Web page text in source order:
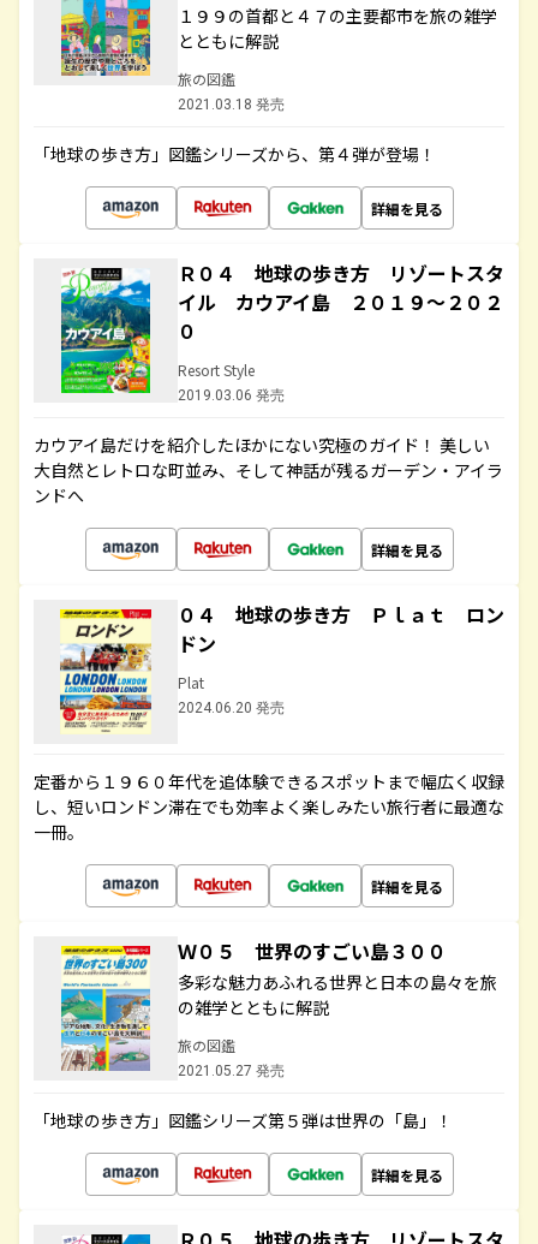
１９９の首都と４７の主要都市を旅の雑学
とともに解説
旅の図鑑
2021.03.18 発売
「地球の歩き方」図鑑シリーズから、第４弾が登場！
詳細を見る
Ｒ０４ 地球の歩き方 リゾートスタ
イル カウアイ島 ２０１９～２０２
０
Resort Style
2019.03.06 発売
カウアイ島だけを紹介したほかにない究極のガイド！ 美しい
大自然とレトロな町並み、そして神話が残るガーデン・アイラ
ンドへ
詳細を見る
０４ 地球の歩き方 Ｐｌａｔ ロン
ドン
Plat
2024.06.20 発売
定番から１９６０年代を追体験できるスポットまで幅広く収録
し、短いロンドン滞在でも効率よく楽しみたい旅行者に最適な
一冊。
詳細を見る
Ｗ０５ 世界のすごい島３００
多彩な魅力あふれる世界と日本の島々を旅
の雑学とともに解説
旅の図鑑
2021.05.27 発売
「地球の歩き方」図鑑シリーズ第５弾は世界の「島」！
詳細を見る